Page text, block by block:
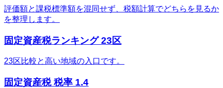
評価額と課税標準額を混同せず、税額計算でどちらを見るか
を整理します。
固定資産税ランキング 23区
23区比較と高い地域の入口です。
固定資産税 税率 1.4